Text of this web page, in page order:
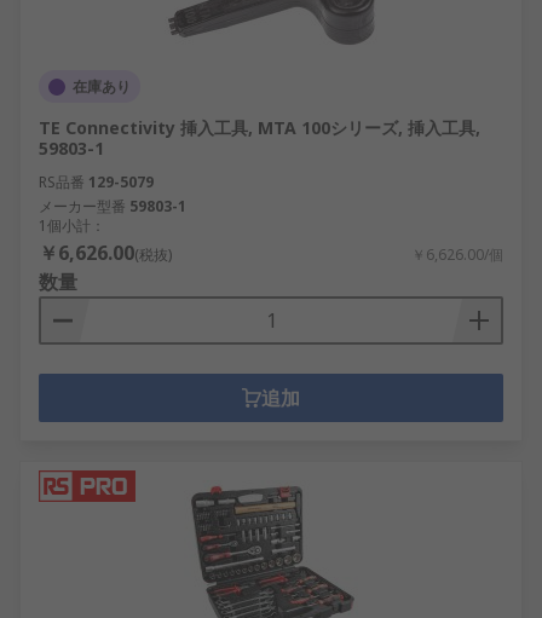
在庫あり
TE Connectivity 挿入工具, MTA 100シリーズ, 挿入工具,
59803-1
RS品番 129-5079
メーカー型番 59803-1
1個小計：
￥6,626.00(税抜) ￥6,626.00/個
数量
追加